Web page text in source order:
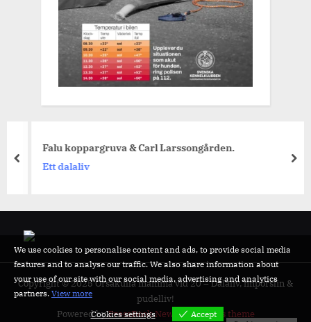
Falu koppargruva & Carl Larssongården.
Ett dalaliv
prev
Copyright © 2025 Orsakulla mamma vid 20 – Dalaliv, finporslin &
pudelliv!
Powered byPressBook News WordPress theme
We use cookies to personalise content and ads, to provide social media
features and to analyse our traffic. We also share information about
your use of our site with our social media, advertising and analytics
partners. View more
Cookies settings
Accept